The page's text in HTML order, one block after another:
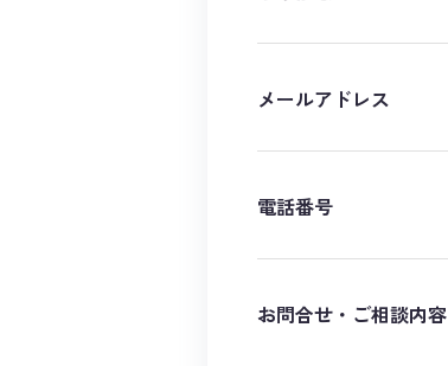
メールアドレス
電話番号
お問合せ・ご相談内容